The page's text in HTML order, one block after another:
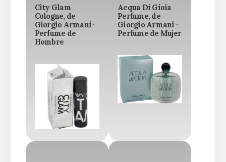
City Glam
Cologne, de
Giorgio Armani ·
Perfume de
Hombre
Acqua Di Gioia
Perfume, de
Giorgio Armani ·
Perfume de Mujer